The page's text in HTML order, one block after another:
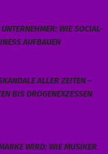
WIE SOCIAL-
AUFBAUEN
ALLER ZEITEN – V
BIS DROGENEXZESSEN
WIRD: WIE MUSIKER